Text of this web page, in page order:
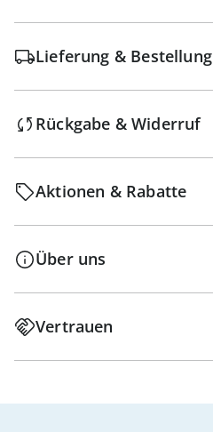
Lieferung & Bestellung
Rückgabe & Widerruf
Aktionen & Rabatte
Über uns
Vertrauen